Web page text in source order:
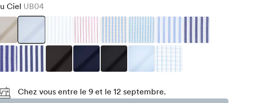
Ciel UB04
Chez vous entre le 9 et le 12 septembre.